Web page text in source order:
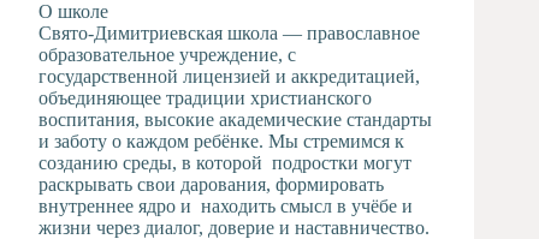
О школе
Свято-Димитриевская школа — православное
образовательное учреждение, с
государственной лицензией и аккредитацией,
объединяющее традиции христианского
воспитания, высокие академические стандарты
и заботу о каждом ребёнке. Мы стремимся к
созданию среды, в которой подростки могут
раскрывать свои дарования, формировать
внутреннее ядро и находить смысл в учёбе и
жизни через диалог, доверие и наставничество.